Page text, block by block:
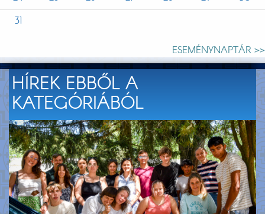
31
ESEMÉNYNAPTÁR >>
HÍREK EBBŐL A
KATEGÓRIÁBÓL